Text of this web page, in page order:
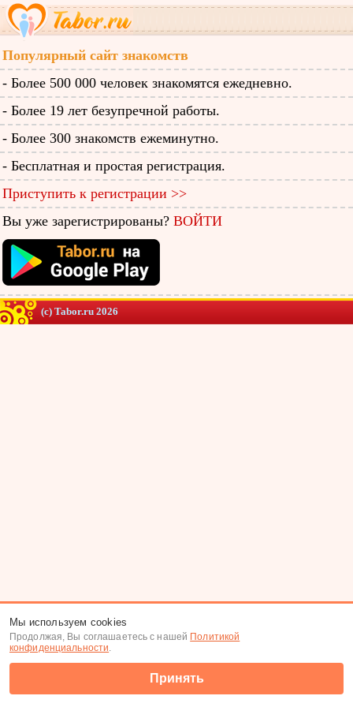
Популярный сайт знакомств
- Более 500 000 человек знакомятся ежедневно.
- Более 19 лет безупречной работы.
- Более 300 знакомств ежеминутно.
- Бесплатная и простая регистрация.
Приступить к регистрации >>
Вы уже зарегистрированы? ВОЙТИ
(c) Tabor.ru 2026
Мы используем cookies
Продолжая, Вы соглашаетесь с нашей Политикой
конфиденциальности.
Принять